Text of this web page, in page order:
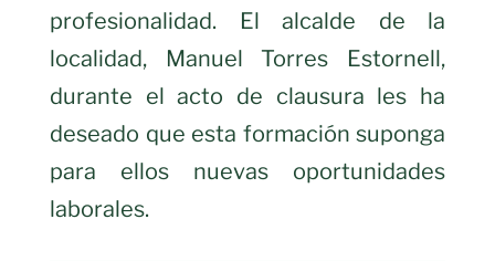
profesionalidad. El alcalde de la
localidad, Manuel Torres Estornell,
durante el acto de clausura les ha
deseado que esta formación suponga
para ellos nuevas oportunidades
laborales.